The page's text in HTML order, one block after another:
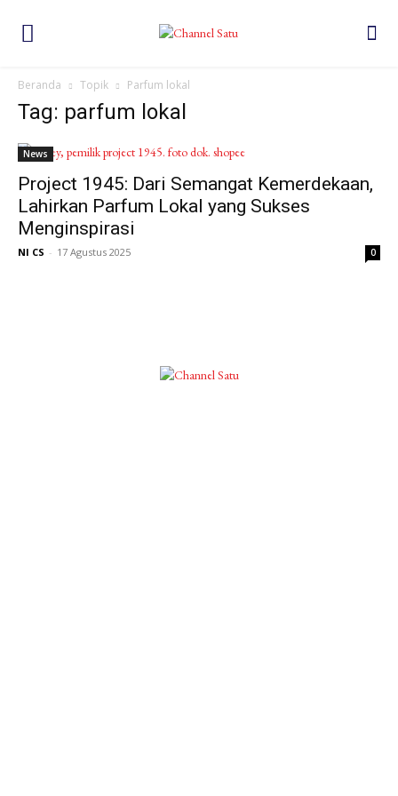
Beranda Topik Parfum lokal
Tag: parfum lokal
News
Project 1945: Dari Semangat Kemerdekaan,
Lahirkan Parfum Lokal yang Sukses
Menginspirasi
NI CS - 17 Agustus 2025 0